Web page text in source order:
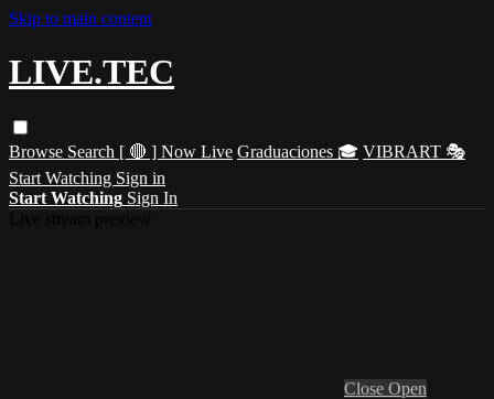
Skip to main content
LIVE.TEC
Browse Search [ 🔴 ] Now Live Graduaciones 🎓 VIBRART 🎭
Start Watching Sign in
Start Watching Sign In
Close Open